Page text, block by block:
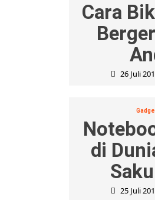
Cara
26 Juli
di
25 Juli